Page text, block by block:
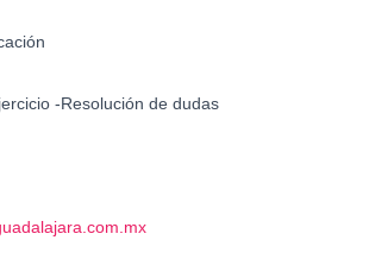
-Resolución de dudas